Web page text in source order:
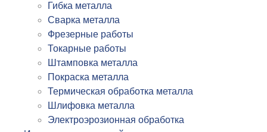
Гибка металла
Сварка металла
Фрезерные работы
Токарные работы
Штамповка металла
Покраска металла
Термическая обработка металла
Шлифовка металла
Электроэрозионная обработка